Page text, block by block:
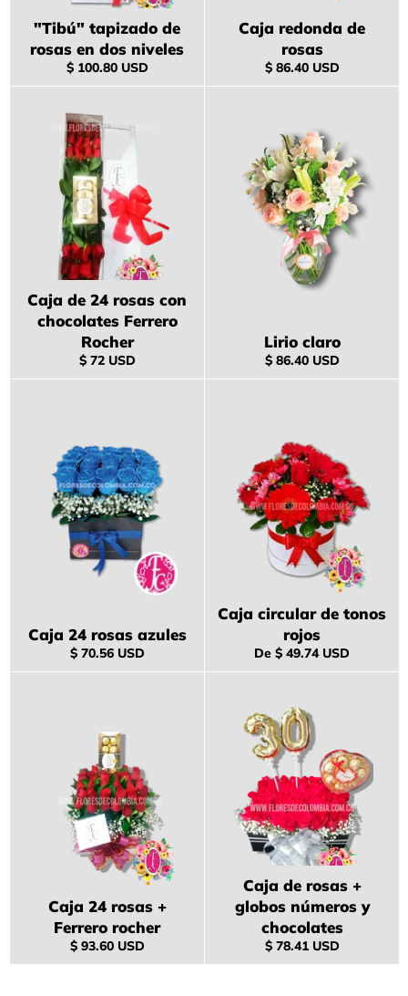
"Tibú" tapizado de
rosas en dos niveles
Precio
habitual
$ 100.80 USD
Caja redonda de
rosas
Precio
habitual
$ 86.40 USD
Caja de 24 rosas con
chocolates Ferrero
Rocher
Precio
habitual
$ 72 USD
Lirio claro
Precio
habitual
$ 86.40 USD
Caja 24 rosas azules
Precio
habitual
$ 70.56 USD
Caja circular de tonos
rojos
De $ 49.74 USD
Caja 24 rosas +
Ferrero rocher
Precio
habitual
$ 93.60 USD
Caja de rosas +
globos números y
chocolates
Precio
habitual
$ 78.41 USD